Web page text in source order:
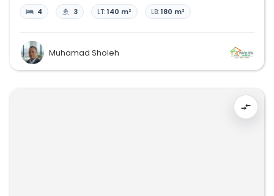
4 3 LT:140 m² LB:180 m²
Muhamad Sholeh